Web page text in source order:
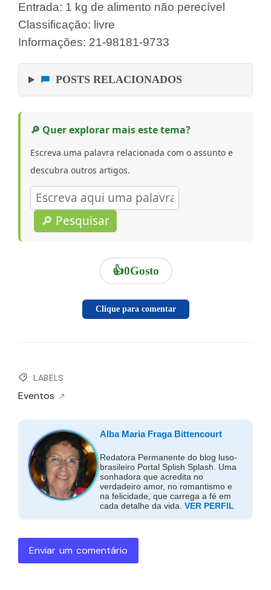
Entrada: 1 kg de alimento não perecível
Classificação: livre
Informações: 21-98181-9733
POSTS RELACIONADOS
🔎 Quer explorar mais este tema?
Escreva uma palavra relacionada com o assunto e
descubra outros artigos.
🔎 Pesquisar
👍0Gosto
Clique para comentar
LABELS
Eventos
Alba Maria Fraga Bittencourt
Redatora Permanente do blog luso-
brasileiro Portal Splish Splash. Uma
sonhadora que acredita no
verdadeiro amor, no romantismo e
na felicidade, que carrega a fé em
cada detalhe da vida. VER PERFIL
Enviar um comentário